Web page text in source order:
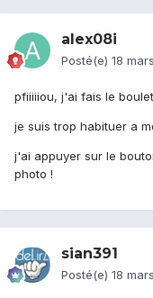
alex08i
Posté(e) 18
pfiiiiiou, j'ai fais le
je suis trop habituer a
j'ai appuyer sur le
photo !
sian391
Posté(e) 18